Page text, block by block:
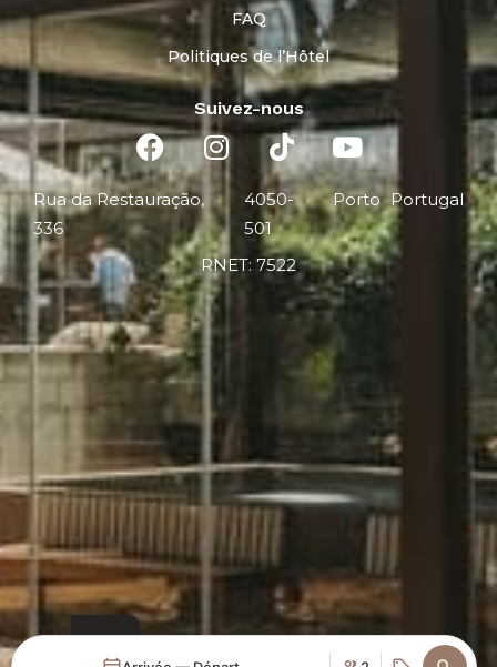
FAQ
Politiques de l’Hôtel
Suivez-nous
Rua da Restauração,
336
4050-
501
Porto Portugal
RNET: 7522